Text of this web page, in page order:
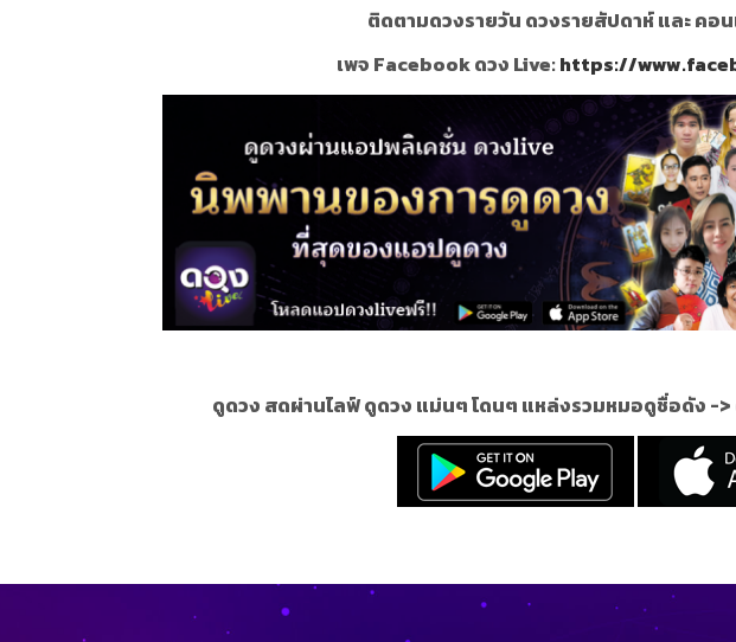
ติดตามดวงรายวัน ดวงรายสัปดาห์ และ คอ
เพจ Facebook ดวง Live:https://
ดูดวง สดผ่านไลฟ์ ดูดวง แม่นๆ โดนๆ แหล่งรวมหมอดูชื่อดัง ->